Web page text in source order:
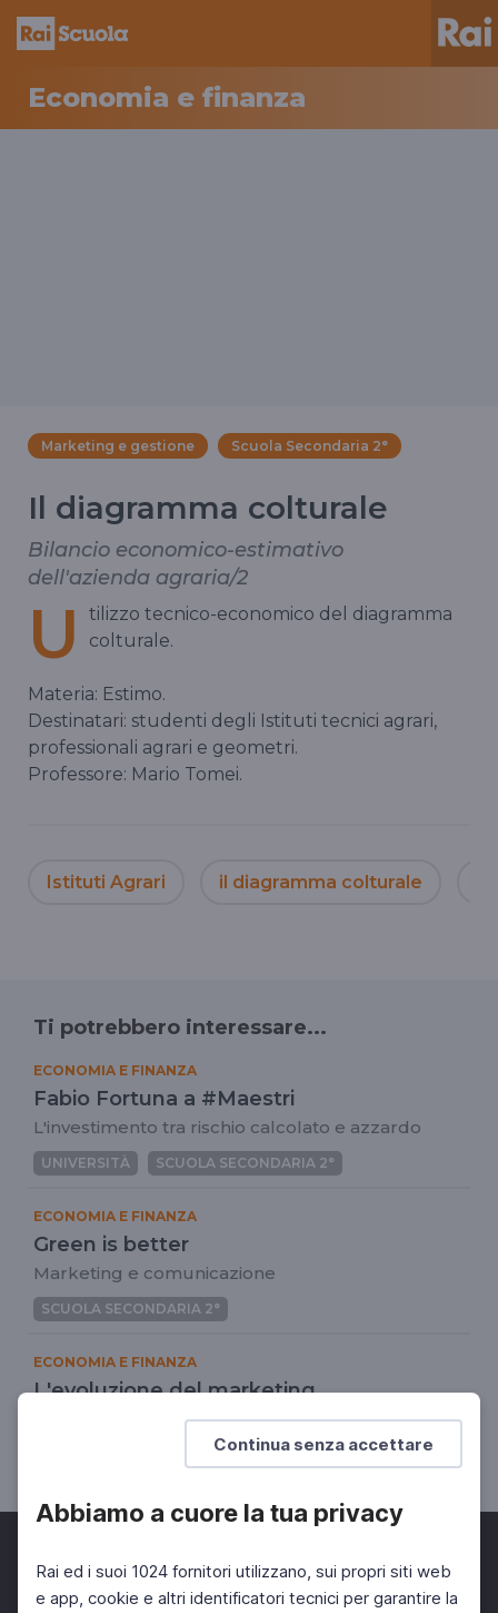
Continua senza accettare
Abbiamo a cuore la tua privacy
Rai ed i suoi 1024 fornitori utilizzano, sui propri siti web
e app, cookie e altri identificatori tecnici per garantire la
Economia e finanza
Marketing e gestione Scuola Secondaria 2°
Il diagramma colturale
Bilancio economico-estimativo
dell'azienda agraria/2
U
tilizzo tecnico-economico del diagramma
colturale.
Materia: Estimo.
Destinatari: studenti degli Istituti tecnici agrari,
professionali agrari e geometri.
Professore: Mario Tomei.
Istituti Agrari il diagramma colturale
Ti potrebbero interessare...
ECONOMIA E FINANZA
Fabio Fortuna a #Maestri
L'investimento tra rischio calcolato e azzardo
UNIVERSITÀ SCUOLA SECONDARIA 2°
ECONOMIA E FINANZA
Green is better
Marketing e comunicazione
SCUOLA SECONDARIA 2°
ECONOMIA E FINANZA
L'evoluzione del marketing
Marketing e comunicazione
SCUOLA SECONDARIA 2°